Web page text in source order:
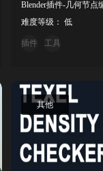
难度等级： 低
插件 工具
其他